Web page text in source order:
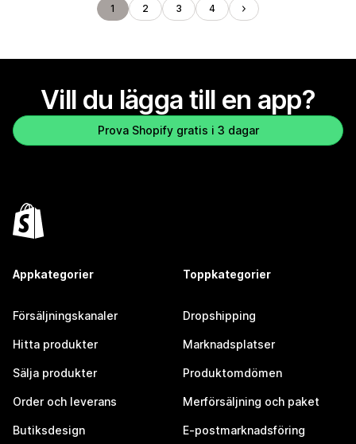
1 2 3 4
Vill du lägga till en app?
Prova Shopify gratis i 3 dagar
Appkategorier
Försäljningskanaler
Hitta produkter
Sälja produkter
Order och leverans
Butiksdesign
Toppkategorier
Dropshipping
Marknadsplatser
Produktomdömen
Merförsäljning och paket
E-postmarknadsföring